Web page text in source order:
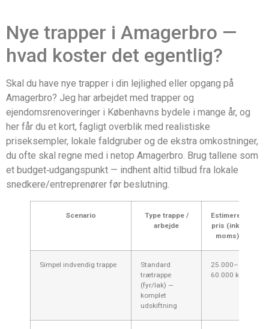
Nye trapper i Amagerbro —
hvad koster det egentlig?
Skal du have nye trapper i din lejlighed eller opgang på
Amagerbro? Jeg har arbejdet med trapper og
ejendomsrenoveringer i Københavns bydele i mange år, og
her får du et kort, fagligt overblik med realistiske
priseksempler, lokale faldgruber og de ekstra omkostninger,
du ofte skal regne med i netop Amagerbro. Brug tallene som
et budget‑udgangspunkt — indhent altid tilbud fra lokale
snedkere/entreprenører før beslutning.
Scenario
Type trappe /
arbejde
Estimeret
pris (inkl.
moms)
Simpel indvendig trappe
Standard
trætrappe
(fyr/lak) —
komplet
udskiftning
25.000–
60.000 kr.